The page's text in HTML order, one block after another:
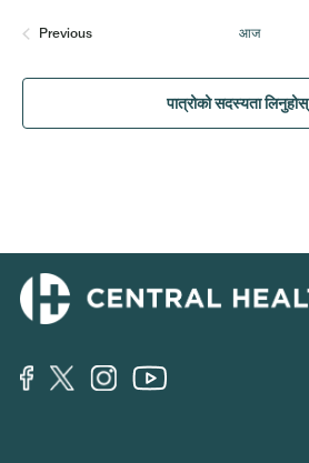
Previous
आज
पात्रोको सदस्यता लिनुहोस्